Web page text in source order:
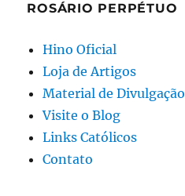
ROSÁRIO PERPÉTUO
Hino Oficial
Loja de Artigos
Material de Divulgação
Visite o Blog
Links Católicos
Contato